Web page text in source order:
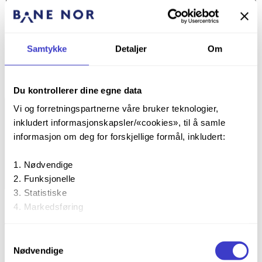
Samtykke Detaljer Om
Du kontrollerer dine egne data
Vi og forretningspartnerne våre bruker teknologier,
inkludert informasjonskapsler/«cookies», til å samle
informasjon om deg for forskjellige formål, inkludert:
Nødvendige
Funksjonelle
Statistiske
Markedsføring
formålene. Du kan også velge formålet du vil samtykke til
Nødvendige
Bred
Skjul
Hopp til hovedinnholdet
Railmanager symbolbibliotek